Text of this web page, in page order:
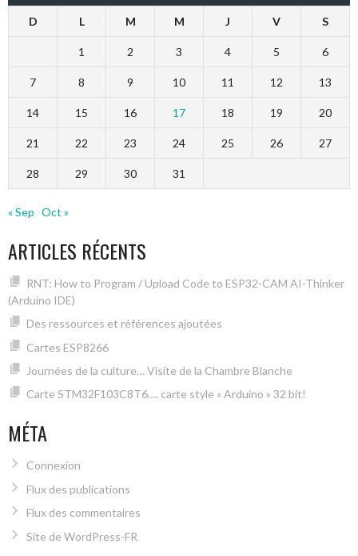
D L M M J V S
1 2 3 4 5 6
7 8 9 10 11 12 13
14 15 16 17 18 19 20
21 22 23 24 25 26 27
28 29 30 31
« Sep Oct »
ARTICLES RÉCENTS
RNT: How to Program / Upload Code to ESP32-CAM AI-Thinker
(Arduino IDE)
Des ressources et références ajoutées
Cartes ESP8266
Journées de la culture… Visite de la Chambre Blanche
Carte STM32F103C8T6…. carte style « Arduino » 32 bit!
MÉTA
Connexion
Flux des publications
Flux des commentaires
Site de WordPress-FR